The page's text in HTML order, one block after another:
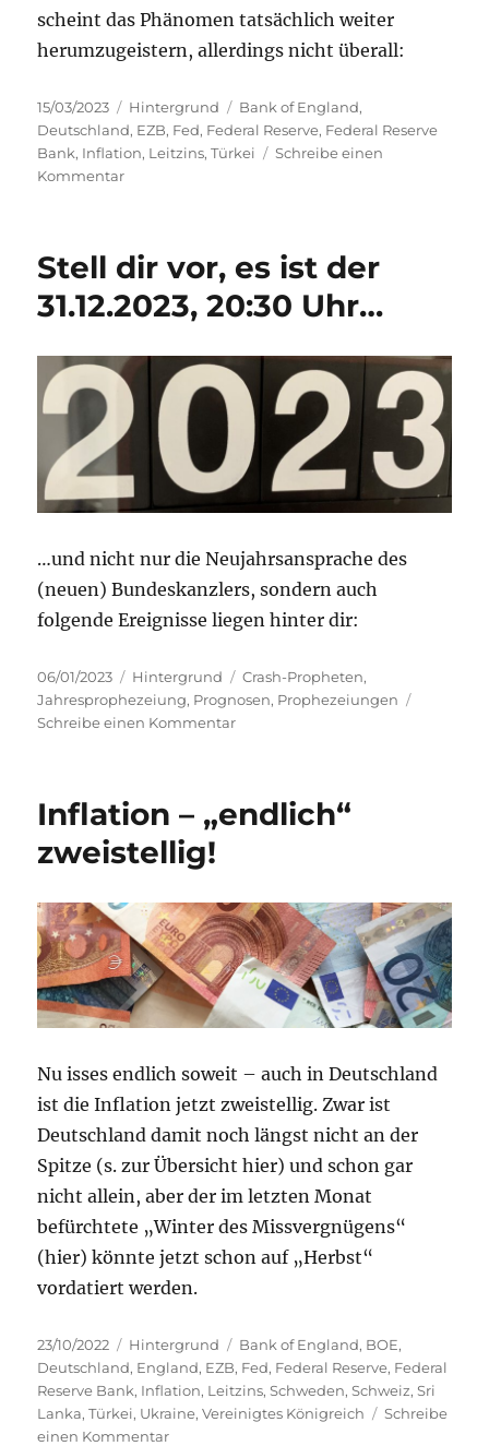
scheint das Phänomen tatsächlich weiter
herumzugeistern, allerdings nicht überall:
Veröffentlicht
am
15/03/2023 Kategorien
Hintergrund Schlagwörter
Bank of England,
Deutschland, EZB, Fed, Federal Reserve, Federal Reserve
Bank, Inflation, Leitzins,Türkei
Schreibe einen
Kommentarzu
Gespenst
um…
Stell dir vor, es ist der
31.12.2023, 20:30 Uhr…
…und nicht nur die Neujahrsansprache des
(neuen) Bundeskanzlers, sondern auch
folgende Ereignisse liegen hinter dir:
Veröffentlicht
am
06/01/2023 Kategorien
Hintergrund Schlagwörter
Crash-Propheten,
Jahresprophezeiung, Prognosen, Prophezeiungen
Schreibe einen Kommentarzu
es
20:30
Uhr…
Inflation – „endlich“
zweistellig!
Nu isses endlich soweit – auch in Deutschland
ist die Inflation jetzt zweistellig. Zwar ist
Deutschland damit noch längst nicht an der
Spitze (s. zur Übersicht hier) und schon gar
nicht allein, aber der im letzten Monat
befürchtete „Winter des Missvergnügens“
(hier) könnte jetzt schon auf „Herbst“
vordatiert werden.
Veröffentlicht
am
23/10/2022 Kategorien
Hintergrund Schlagwörter
Bank of England, BOE,
Deutschland, England, EZB, Fed, Federal Reserve, Federal
Reserve Bank, Inflation, Leitzins,Schweden,Schweiz,Sri
Lanka,Türkei, Ukraine,Vereinigtes Königreich
Schreibe
einen Kommentarzu